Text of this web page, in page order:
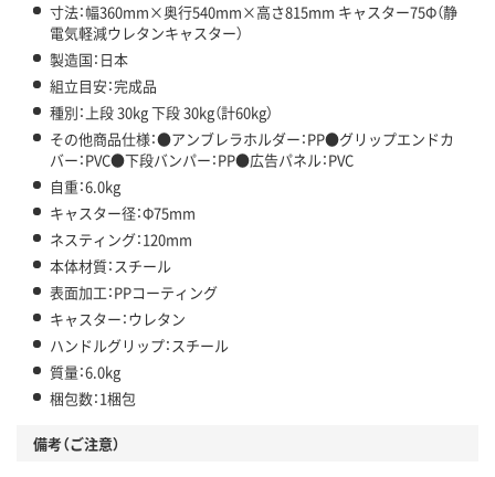
寸法：幅360mm×奥行540mm×高さ815mm キャスター75Φ（静
電気軽減ウレタンキャスター）
製造国：日本
組立目安：完成品
種別：上段 30kg 下段 30kg（計60kg）
その他商品仕様：●アンブレラホルダー：PP●グリップエンドカ
バー：PVC●下段バンパー：PP●広告パネル：PVC
自重：6.0kg
キャスター径：Φ75mm
ネスティング：120mm
本体材質：スチール
表面加工：PPコーティング
キャスター：ウレタン
ハンドルグリップ：スチール
質量：6.0kg
梱包数：1梱包
備考（ご注意）